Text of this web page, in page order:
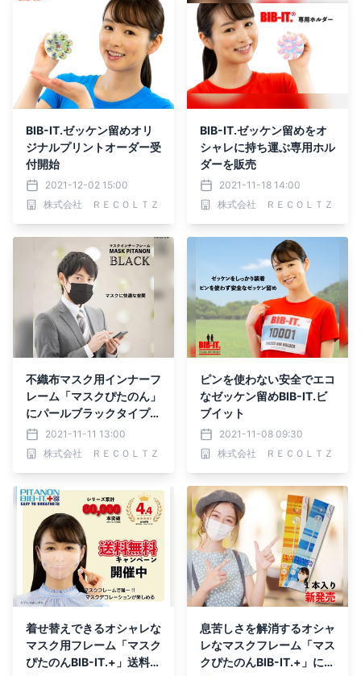
BIB-IT.ゼッケン留めオリ
ジナルプリントオーダー受
付開始
2021-12-02 15:00
株式会社 ＲＥＣＯＬＴＺ
BIB-IT.ゼッケン留めをオ
シャレに持ち運ぶ専用ホル
ダーを販売
2021-11-18 14:00
株式会社 ＲＥＣＯＬＴＺ
不織布マスク用インナーフ
レーム「マスクぴたのん」
にパールブラックタイプが
登場2021-11-11 13:00
株式会社 ＲＥＣＯＬＴＺ
ピンを使わない安全でエコ
なゼッケン留めBIB-IT.ビ
ブイット
2021-11-08 09:30
株式会社 ＲＥＣＯＬＴＺ
着せ替えできるオシャレな
マスク用フレーム「マスク
ぴたのんBIB-IT.+」送料無
息苦しさを解消するオシャ
レなマスクフレーム「マス
クぴたのんBIB-IT.+」に1